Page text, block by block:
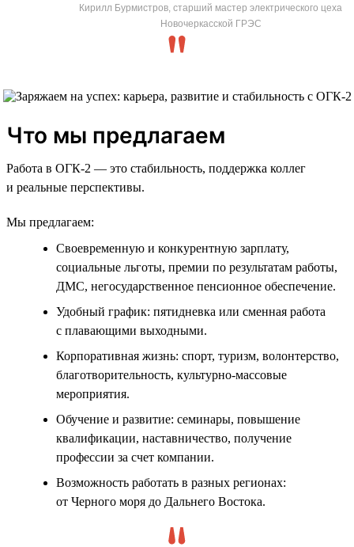
Кирилл Бурмистров, старший мастер электрического цеха
Новочеркасской ГРЭС
Что мы предлагаем
Работа в ОГК-2 — это стабильность, поддержка коллег
и реальные перспективы.
Мы предлагаем:
Своевременную и конкурентную зарплату,
социальные льготы, премии по результатам работы,
ДМС, негосударственное пенсионное обеспечение.
Удобный график: пятидневка или сменная работа
с плавающими выходными.
Корпоративная жизнь: спорт, туризм, волонтерство,
благотворительность, культурно-массовые
мероприятия.
Обучение и развитие: семинары, повышение
квалификации, наставничество, получение
профессии за счет компании.
Возможность работать в разных регионах:
от Черного моря до Дальнего Востока.